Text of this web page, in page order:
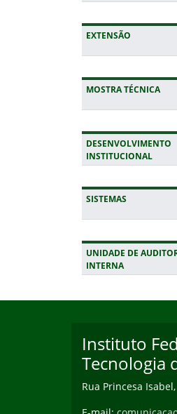
EXTENSÃO
MOSTRA TÉCNICA
DESENVOLVIMENTO
INSTITUCIONAL
SISTEMAS
UNIDADE DE
INTERNA
Instituto
Tecnologia
Rua Princesa